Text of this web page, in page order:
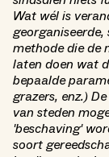
Wat wél is
methode die de
laten doen wat
bepaalde
grazers, enz.)
van steden
'beschaving'
soort